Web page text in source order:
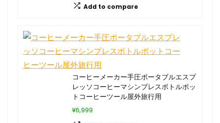
Add to compare
コーヒーメーカー手圧ポータブルエスプ
レッソコーヒーマシンプレスボトルポッ
トコーヒーツール屋外旅行用
¥6,999